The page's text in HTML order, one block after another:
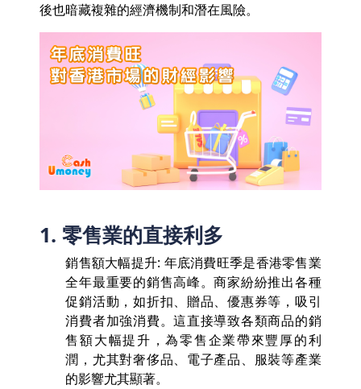
後也暗藏複雜的經濟機制和潛在風險。
1. 零售業的直接利多
銷售額大幅提升: 年底消費旺季是香港零售業
全年最重要的銷售高峰。商家紛紛推出各種
促銷活動，如折扣、贈品、優惠券等，吸引
消費者加強消費。這直接導致各類商品的銷
售額大幅提升，為零售企業帶來豐厚的利
潤，尤其對奢侈品、電子產品、服裝等產業
的影響尤其顯著。